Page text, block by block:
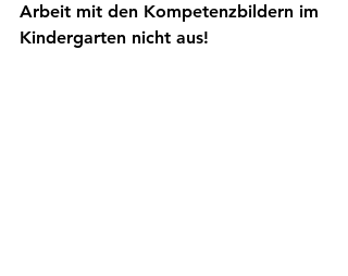
Arbeit mit den Kompetenzbildern im
Kindergarten nicht aus!